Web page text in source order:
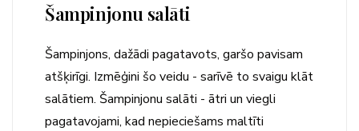
Šampinjonu salāti
Šampinjons, dažādi pagatavots, garšo pavisam
atšķirīgi. Izmēģini šo veidu - sarīvē to svaigu klāt
salātiem. Šampinjonu salāti - ātri un viegli
pagatavojami, kad nepieciešams maltīti